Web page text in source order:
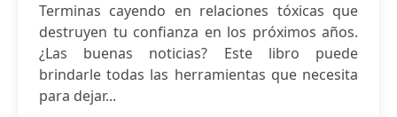
Terminas cayendo en relaciones tóxicas que
destruyen tu confianza en los próximos años.
¿Las buenas noticias? Este libro puede
brindarle todas las herramientas que necesita
para dejar...